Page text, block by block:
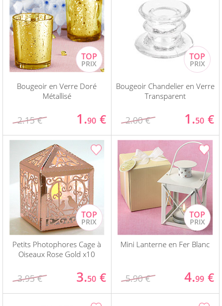
Bougeoir en Verre Doré
Métallisé
2.15 € 1.90 €
Bougeoir Chandelier en Verre
Transparent
2.00 € 1.50 €
Petits Photophores Cage à
Oiseaux Rose Gold x10
3.95 € 3.50 €
Mini Lanterne en Fer Blanc
5.90 € 4.99 €